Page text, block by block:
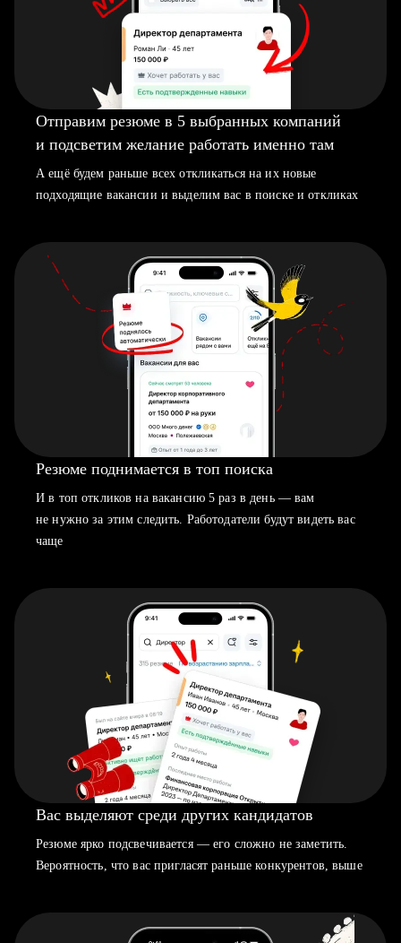
Отправим резюме в 5 выбранных компаний
и подсветим желание работать именно там
А ещё будем раньше всех откликаться на их новые
подходящие вакансии и выделим вас в поиске и откликах
Резюме поднимается в топ поиска
И в топ откликов на вакансию 5 раз в день — вам
не нужно за этим следить. Работодатели будут видеть вас
чаще
Вас выделяют среди других кандидатов
Резюме ярко подсвечивается — его сложно не заметить.
Вероятность, что вас пригласят раньше конкурентов, выше